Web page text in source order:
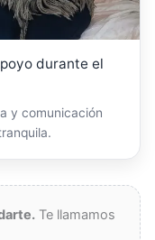
durante el
y comunicación
Te llamamos